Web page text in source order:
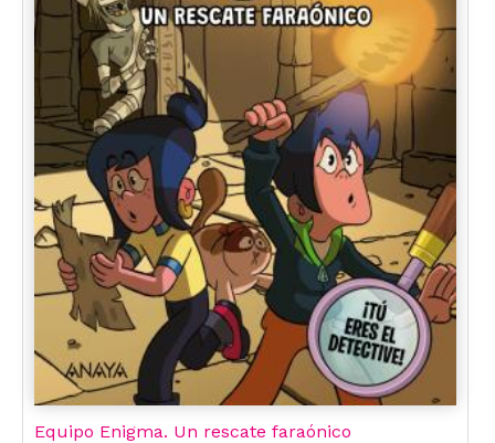
Equipo Enigma. Un rescate faraónico